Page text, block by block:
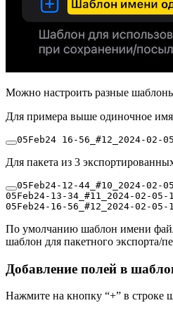
Можно настроить разные
Для примера выше одиночное
05Feb24 16-56_ #12_2024-02-
Для пакета из 3
05Feb24-12-44_ #10_2024-02-
05Feb24-13-34_ #11_2024-02-05-
05Feb24-16-56_ #12_2024-02-05-
По умолчанию шаблон имени
шаблон для пакетного экспорта/
Добавление полей в
Нажмите на кнопку “+” в строке